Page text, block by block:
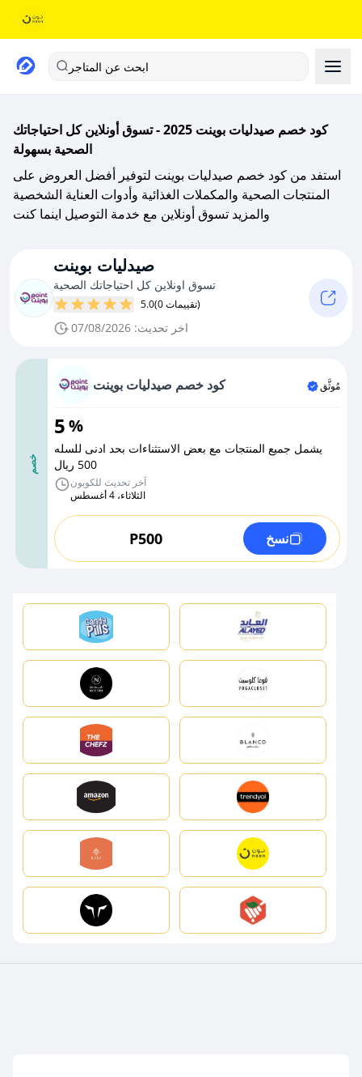
ابحث عن المتاجر
كود خصم صيدليات بوينت 2025 - تسوق أونلاين كل احتياجاتك
الصحية بسهولة
استفد من كود خصم صيدليات بوينت لتوفير أفضل العروض على
المنتجات الصحية والمكملات الغذائية وأدوات العناية الشخصية
والمزيد تسوق أونلاين مع خدمة التوصيل اينما كنت
صيدليات بوينت
تسوق اونلاين كل احتياجاتك الصحية
5.0 (0 تقييمات)
اخر تحديث: 07/08/2026
خصم
كود خصم صيدليات بوينت مُوثَّق
5%
يشمل جميع المنتجات مع بعض الاستثناءات بحد ادنى للسله
500 ريال
آخر تحديث للكوبون
الثلاثاء، 4 أغسطس
P500 نسخ